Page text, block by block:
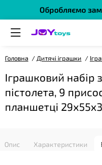
Обробляємо
Головна Дитячі іграшки
Іграшковий набір
пістолета, 9
планшетці
Опис Характеристики